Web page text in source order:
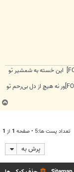
[FONT=lucida grande, tahoma, verdana, arial, sans-serif] این خسته به شمشیر تو
[FONT=lucida grande, tahoma, verdana, arial, sans-serif]ور نه هیچ از دل بی‌رحم تو
تعداد پست ها:5 • صفحه 1 از 1
پرش به